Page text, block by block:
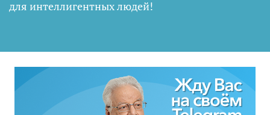
для интеллигентных людей!